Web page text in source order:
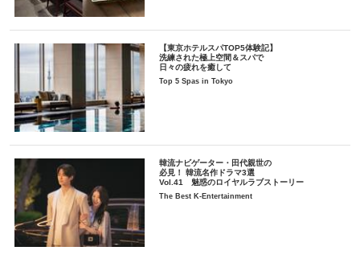
【東京ホテルスパTOP5体験記】
洗練された極上空間＆スパで
日々の疲れを癒して
Top 5 Spas in Tokyo
韓流ナビゲーター・田代親世の
必見！ 韓流名作ドラマ3選
Vol.41 魅惑のロイヤルラブストーリー
The Best K-Entertainment